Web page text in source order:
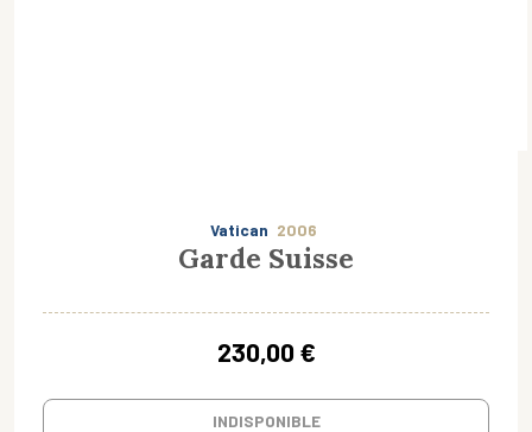
Vatican 2006
Garde Suisse
230,00 €
INDISPONIBLE